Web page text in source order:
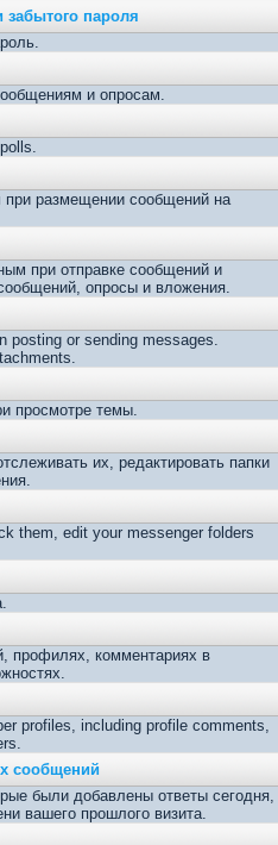
забытого пароля
и опросам.
размещении сообщений на
при отправке сообщений и
опросы и вложения.
posting or sending messages.
просмотре темы.
их, редактировать папки
them, edit your messenger folders
профилях, комментариях в
profiles, including profile comments,
сообщений
были добавлены ответы сегодня,
вашего прошлого визита.